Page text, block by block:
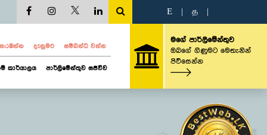
E த
දැනුමට සම්බන්ධ වන්න
කාර්යාලය පාර්ලිමේන්තුව සජීවීව
මගේ පාර්ලිමේන්තුව
ඔබගේ ගිණුමට මෙතැනින්
පිවිසෙන්න